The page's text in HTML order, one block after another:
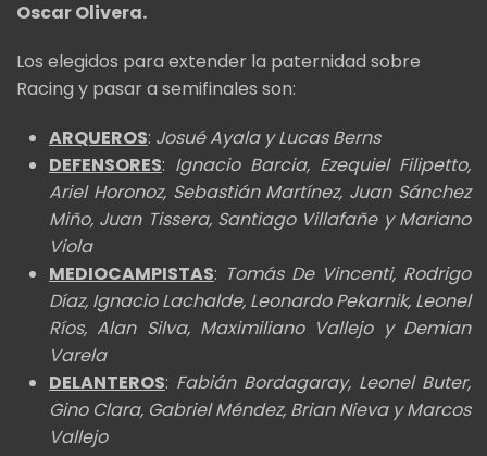
Oscar Olivera.
Los elegidos para extender la paternidad sobre
Racing y pasar a semifinales son:
ARQUEROS: Josué Ayala y Lucas Berns
DEFENSORES: Ignacio Barcia, Ezequiel Filipetto,
Ariel Horonoz, Sebastián Martínez, Juan Sánchez
Miño, Juan Tissera, Santiago Villafañe y Mariano
Viola
MEDIOCAMPISTAS: Tomás De Vincenti, Rodrigo
Díaz, Ignacio Lachalde, Leonardo Pekarnik, Leonel
Ríos, Alan Silva, Maximiliano Vallejo y Demian
Varela
DELANTEROS: Fabián Bordagaray, Leonel Buter,
Gino Clara, Gabriel Méndez, Brian Nieva y Marcos
Vallejo